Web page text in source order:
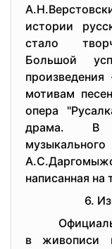
истории
стало
Большой
мотивам
опера
драма. В
написанная
6.
в живописи